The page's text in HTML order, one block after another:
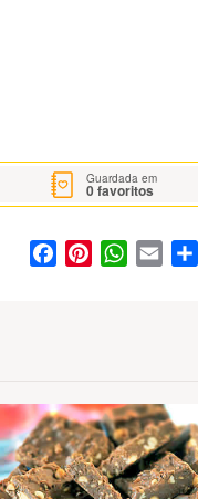
Guardada em
0favoritos
FacebookPinterest